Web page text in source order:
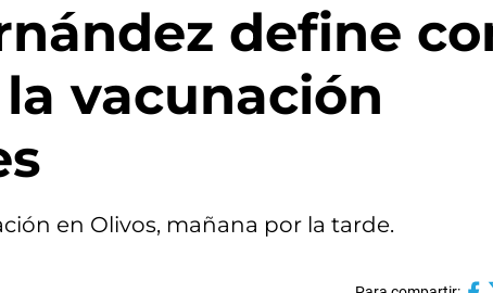
define
vacunación
en Olivos, mañana por la tarde.